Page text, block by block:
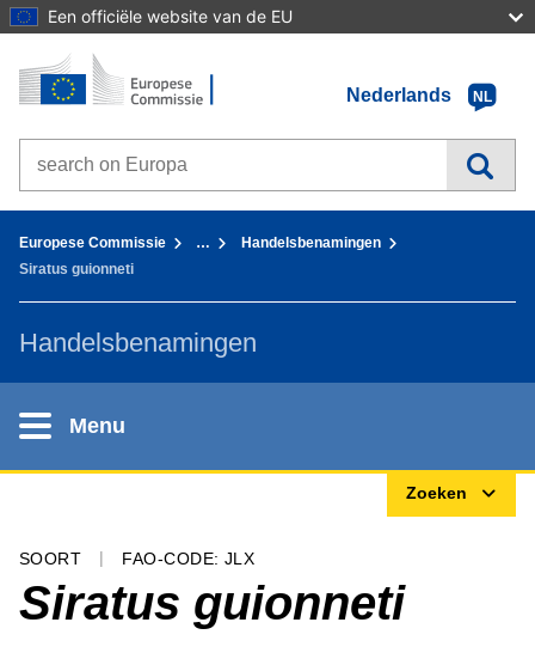
Een officiële website van de EU
Ga naar de inhoud
Home - Europese Commissie
Nederlands
NL
Search on Europa websites
Europese Commissie …
Handelsbenamingen
Siratus guionneti
Handelsbenamingen
Menu
Zoeken
SOORT FAO-CODE: JLX
Siratus guionneti